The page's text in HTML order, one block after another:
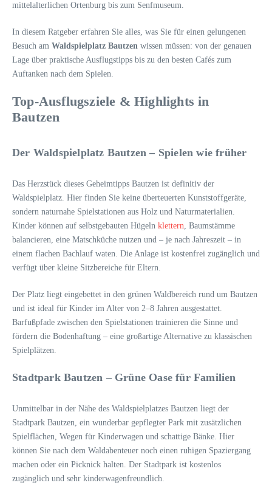
mittelalterlichen Ortenburg bis zum Senfmuseum.
In diesem Ratgeber erfahren Sie alles, was Sie für einen gelungenen
Besuch am Waldspielplatz Bautzen wissen müssen: von der genauen
Lage über praktische Ausflugstipps bis zu den besten Cafés zum
Auftanken nach dem Spielen.
Top-Ausflugsziele & Highlights in
Bautzen
Der Waldspielplatz Bautzen – Spielen wie früher
Das Herzstück dieses Geheimtipps Bautzen ist definitiv der
Waldspielplatz. Hier finden Sie keine überteuerten Kunststoffgeräte,
sondern naturnahe Spielstationen aus Holz und Naturmaterialien.
Kinder können auf selbstgebauten Hügeln klettern, Baumstämme
balancieren, eine Matschküche nutzen und – je nach Jahreszeit – in
einem flachen Bachlauf waten. Die Anlage ist kostenfrei zugänglich und
verfügt über kleine Sitzbereiche für Eltern.
Der Platz liegt eingebettet in den grünen Waldbereich rund um Bautzen
und ist ideal für Kinder im Alter von 2–8 Jahren ausgestattet.
Barfußpfade zwischen den Spielstationen trainieren die Sinne und
fördern die Bodenhaftung – eine großartige Alternative zu klassischen
Spielplätzen.
Stadtpark Bautzen – Grüne Oase für Familien
Unmittelbar in der Nähe des Waldspielplatzes Bautzen liegt der
Stadtpark Bautzen, ein wunderbar gepflegter Park mit zusätzlichen
Spielflächen, Wegen für Kinderwagen und schattige Bänke. Hier
können Sie nach dem Waldabenteuer noch einen ruhigen Spaziergang
machen oder ein Picknick halten. Der Stadtpark ist kostenlos
zugänglich und sehr kinderwagenfreundlich.